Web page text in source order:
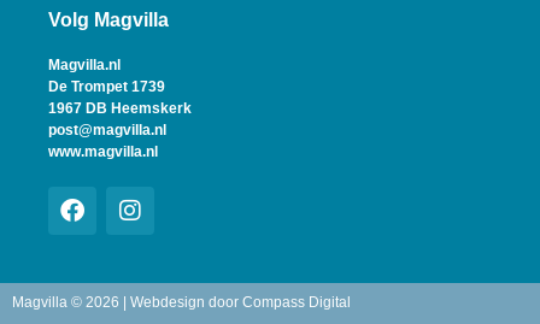
Volg Magvilla
Magvilla.nl
De Trompet 1739
1967 DB Heemskerk
post@magvilla.nl
www.magvilla.nl
Magvilla © 2026 | Webdesign door Compass Digital